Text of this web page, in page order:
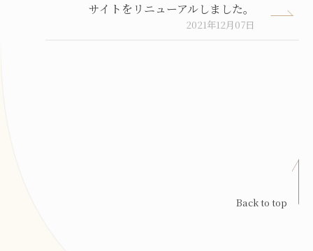
サイトをリニューアルしました。
2021年12月07日
Back to top